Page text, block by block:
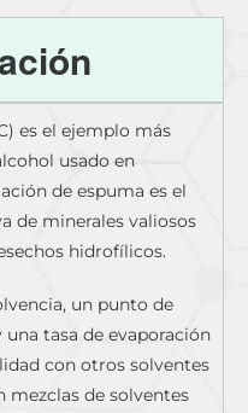
es el ejemplo más
usado en
de espuma es el
de minerales valiosos
hidrofílicos.
un punto de
tasa de evaporación
con otros solventes
mezclas de solventes